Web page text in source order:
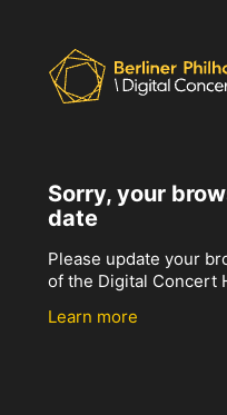
Sorry, your
date
Please update your
of the Digital Concert
Learn more